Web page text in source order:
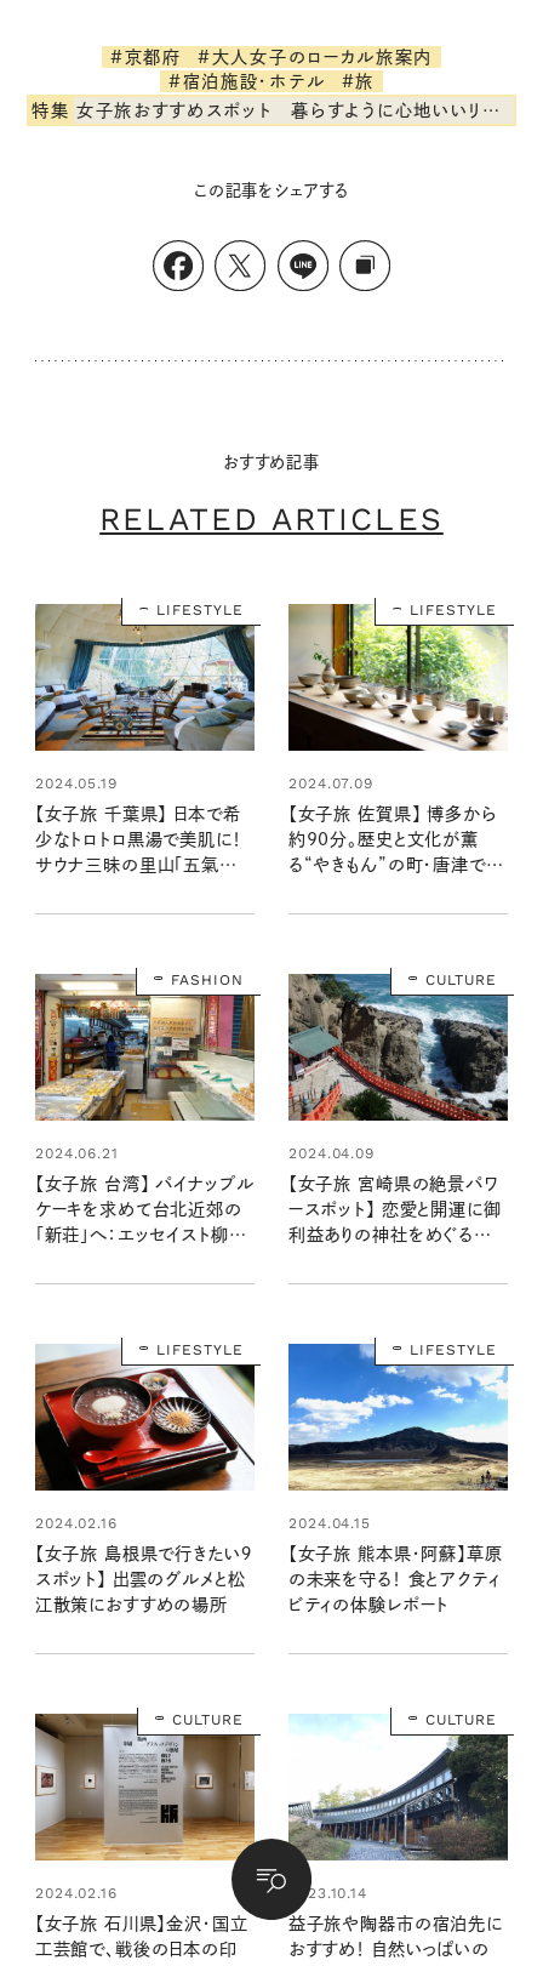
#京都府
#大人女子のローカル旅案内
#宿泊施設・ホテル
#旅
特集 女子旅おすすめスポット 暮らすように心地いいリンネル旅ガイド
この記事をシェアする
おすすめ記事
RELATED ARTICLES
LIFESTYLE
2024.05.19
【女子旅 千葉県】 日本で希
少なトロトロ黒湯で美肌に！
サウナ三昧の里山「五氣里」
LIFESTYLE
2024.07.09
【女子旅 佐賀県】 博多から
約90分。歴史と文化が薫
る“やきもん”の町・唐津でグ
FASHION
2024.06.21
【女子旅 台湾】 パイナップル
ケーキを求めて台北近郊の
「新荘」へ：エッセイスト柳沢
話
CULTURE
2024.04.09
【女子旅 宮崎県の絶景パワ
ースポット】 恋愛と開運に御
利益ありの神社をめぐる旅
える！
LIFESTYLE
2024.02.16
【女子旅 島根県で行きたい９
スポット】 出雲のグルメと松
江散策におすすめの場所
LIFESTYLE
2024.04.15
【女子旅 熊本県・阿蘇】草原
の未来を守る！ 食とアクティ
ビティの体験レポート
CULTURE
2024.02.16
【女子旅 石川県】金沢・国立
工芸館で、戦後の日本の印
CULTURE
2023.10.14
益子旅や陶器市の宿泊先に
おすすめ！ 自然いっぱいの